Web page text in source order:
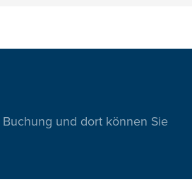
und dort können Sie